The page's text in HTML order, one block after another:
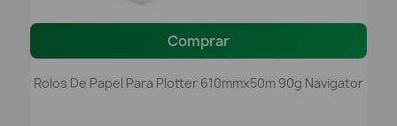
Comprar
Rolos De Papel Para Plotter 610mmx50m 90g Navigator